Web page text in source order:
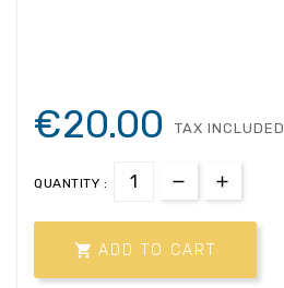
€20.00 TAX INCLUDED
QUANTITY :
 ADD TO CART